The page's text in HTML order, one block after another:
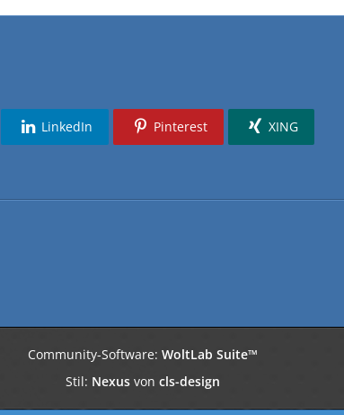
LinkedIn Pinterest XING
Community-Software: WoltLab Suite™
Stil: Nexus von cls-design